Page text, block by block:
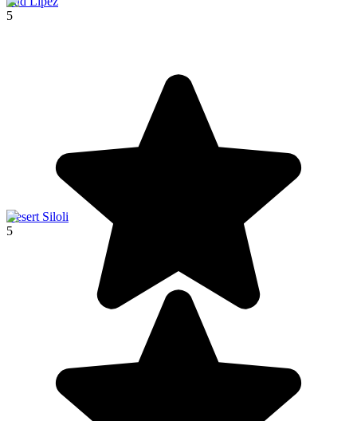
5
Desert Siloli
5